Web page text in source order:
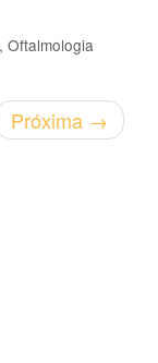
Oftalmologia
Próxima →